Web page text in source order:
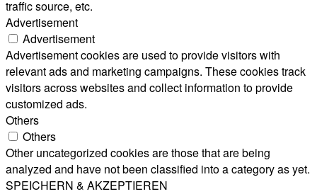
traffic source, etc.
Advertisement
Advertisement
Advertisement cookies are used to provide visitors with
relevant ads and marketing campaigns. These cookies track
visitors across websites and collect information to provide
customized ads.
Others
Others
Other uncategorized cookies are those that are being
analyzed and have not been classified into a category as yet.
SPEICHERN & AKZEPTIEREN